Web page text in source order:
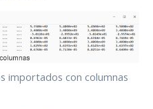
importados con columnas